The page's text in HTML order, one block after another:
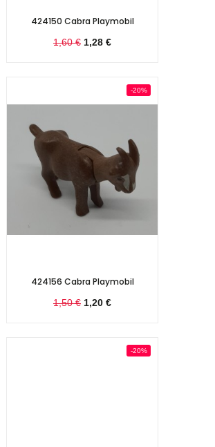
424150 Cabra Playmobil
1,60 € 1,28 €
-20%
424156 Cabra Playmobil
1,50 € 1,20 €
-20%